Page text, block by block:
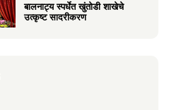
बालनाट्य स्पर्धेत खुंतोडी शाखेचे
उत्कृष्ट सादरीकरण